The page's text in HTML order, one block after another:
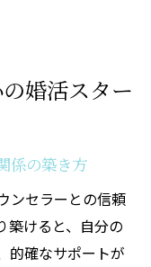
婚活スター
係の築き方
ンセラーとの信頼
築けると、自分の
的確なサポートが